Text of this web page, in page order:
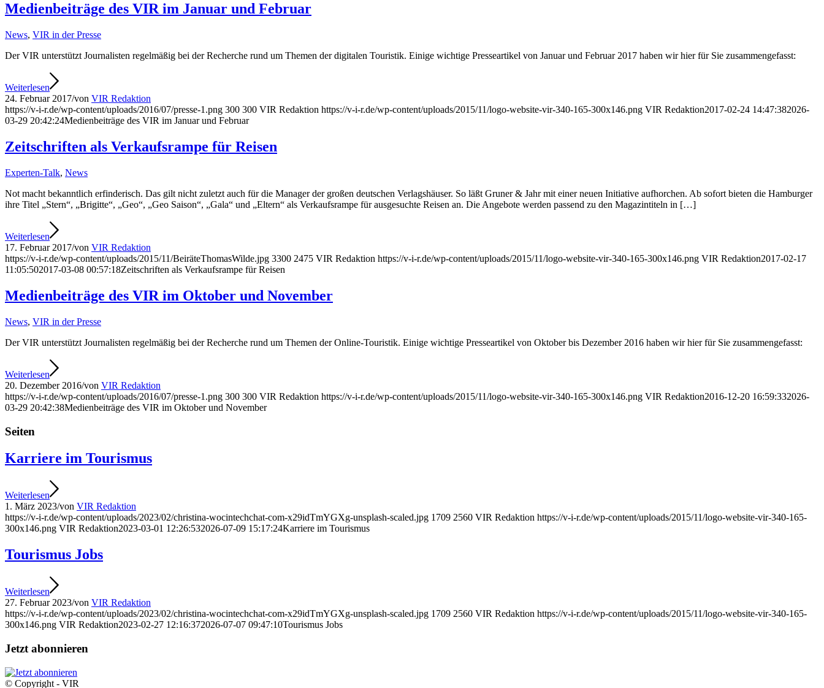
Medienbeiträge des VIR im Januar und Februar
News, VIR in der Presse
Der VIR unterstützt Journalisten regelmäßig bei der Recherche rund um Themen der digitalen Touristik. Einige wichtige Presseartikel von Januar und Februar 2017 haben wir hier für Sie zusammengefasst:
Weiterlesen
24. Februar 2017/von VIR Redaktion
https://v-i-r.de/wp-content/uploads/2016/07/presse-1.png 300 300 VIR Redaktion https://v-i-r.de/wp-content/uploads/2015/11/logo-website-vir-340-165-300x146.png VIR Redaktion2017-02-24 14:47:382026-
03-29 20:42:24Medienbeiträge des VIR im Januar und Februar
Zeitschriften als Verkaufsrampe für Reisen
Experten-Talk, News
Not macht bekanntlich erfinderisch. Das gilt nicht zuletzt auch für die Manager der großen deutschen Verlagshäuser. So läßt Gruner & Jahr mit einer neuen Initiative aufhorchen. Ab sofort bieten die Hamburger
ihre Titel „Stern“, „Brigitte“, „Geo“, „Geo Saison“, „Gala“ und „Eltern“ als Verkaufsrampe für ausgesuchte Reisen an. Die Angebote werden passend zu den Magazintiteln in […]
Weiterlesen
17. Februar 2017/von VIR Redaktion
https://v-i-r.de/wp-content/uploads/2015/11/BeiräteThomasWilde.jpg 3300 2475 VIR Redaktion https://v-i-r.de/wp-content/uploads/2015/11/logo-website-vir-340-165-300x146.png VIR Redaktion2017-02-17
11:05:502017-03-08 00:57:18Zeitschriften als Verkaufsrampe für Reisen
Medienbeiträge des VIR im Oktober und November
News, VIR in der Presse
Der VIR unterstützt Journalisten regelmäßig bei der Recherche rund um Themen der Online-Touristik. Einige wichtige Presseartikel von Oktober bis Dezember 2016 haben wir hier für Sie zusammengefasst:
Weiterlesen
20. Dezember 2016/von VIR Redaktion
https://v-i-r.de/wp-content/uploads/2016/07/presse-1.png 300 300 VIR Redaktion https://v-i-r.de/wp-content/uploads/2015/11/logo-website-vir-340-165-300x146.png VIR Redaktion2016-12-20 16:59:332026-
03-29 20:42:38Medienbeiträge des VIR im Oktober und November
Seiten
Karriere im Tourismus
Weiterlesen
1. März 2023/von VIR Redaktion
https://v-i-r.de/wp-content/uploads/2023/02/christina-wocintechchat-com-x29idTmYGXg-unsplash-scaled.jpg 1709 2560 VIR Redaktion https://v-i-r.de/wp-content/uploads/2015/11/logo-website-vir-340-165-
300x146.png VIR Redaktion2023-03-01 12:26:532026-07-09 15:17:24Karriere im Tourismus
Tourismus Jobs
Weiterlesen
27. Februar 2023/von VIR Redaktion
https://v-i-r.de/wp-content/uploads/2023/02/christina-wocintechchat-com-x29idTmYGXg-unsplash-scaled.jpg 1709 2560 VIR Redaktion https://v-i-r.de/wp-content/uploads/2015/11/logo-website-vir-340-165-
300x146.png VIR Redaktion2023-02-27 12:16:372026-07-07 09:47:10Tourismus Jobs
Jetzt abonnieren
© Copyright - VIR